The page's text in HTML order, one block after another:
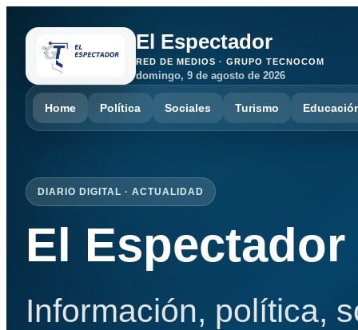
El Espectador
RED DE MEDIOS · GRUPO TECNOCOM
domingo, 9 de agosto de 2026
Home Política Sociales Turismo
DIARIO DIGITAL · ACTUALIDAD
El Espectador
Información, política,